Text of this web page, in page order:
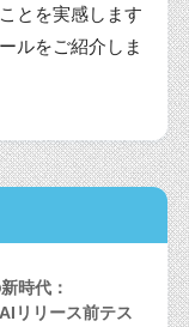
とを実感します
ルをご紹介しま
時代：
リリース前テス